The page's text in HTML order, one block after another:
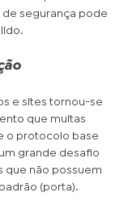
de segurança pode
e sites tornou-se
que muitas
o protocolo base
grande desafio
que não possuem
(porta).